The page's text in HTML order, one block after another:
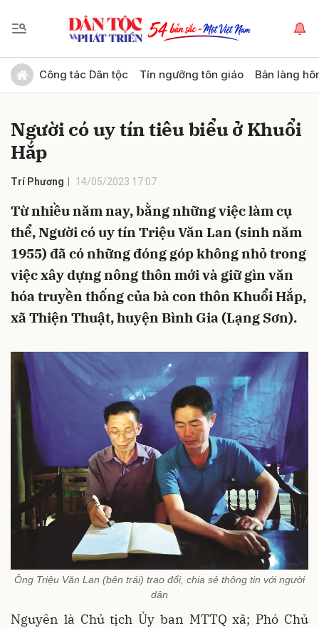
Công tác Dân tộc Tín ngưỡng tôn giáo Bản làng
Người có uy tín tiêu biểu ở Khuổi
Hắp
Trí Phương 14/05/2023 17:07
Từ nhiều năm nay, bằng những việc làm cụ
thể, Người có uy tín Triệu Văn Lan (sinh năm
1955) đã có những đóng góp không nhỏ trong
việc xây dựng nông thôn mới và giữ gìn văn
hóa truyền thống của bà con thôn Khuổi Hắp,
xã Thiện Thuật, huyện Bình Gia (Lạng Sơn).
Ông Triệu Văn Lan (bên trái) trao đổi, chia sẻ thông tin với người
dân
Nguyên là Chủ tịch Ủy ban MTTQ xã; Phó Chủ
Gửi bình luận
Hủy Gửi